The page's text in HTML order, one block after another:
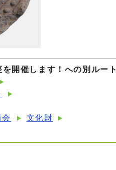
開催します！への別ルート
文化財